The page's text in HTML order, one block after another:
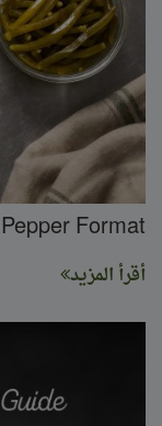
Format
أقرأ المزيد